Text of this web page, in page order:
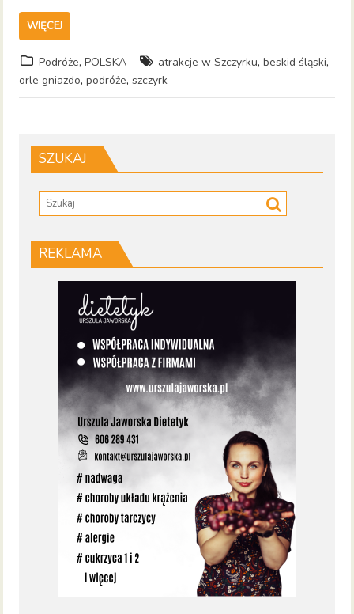
WIĘCEJ
Podróże,POLSKA atrakcje w Szczyrku,beskid śląski,
orle gniazdo,podróże,szczyrk
SZUKAJ
REKLAMA